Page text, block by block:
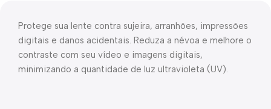
Protege sua lente contra sujeira, arranhões, impressões
digitais e danos acidentais. Reduza a névoa e melhore o
contraste com seu vídeo e imagens digitais,
minimizando a quantidade de luz ultravioleta (UV).